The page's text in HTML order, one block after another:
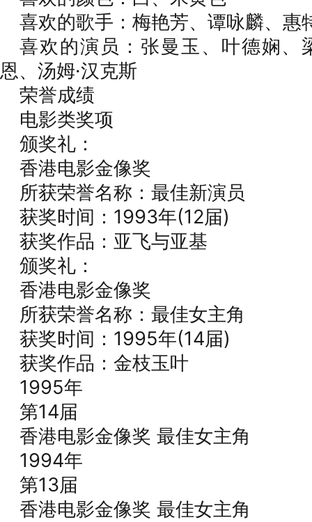
喜欢的歌手：梅艳芳、谭咏麟、惠
喜欢的演员：张曼玉、叶德娴、
恩、汤姆·汉克斯
荣誉成绩
电影类奖项
颁奖礼：
香港电影金像奖
所获荣誉名称：最佳新演员
获奖时间：1993年(12届)
获奖作品：亚飞与亚基
颁奖礼：
香港电影金像奖
所获荣誉名称：最佳女主角
获奖时间：1995年(14届)
获奖作品：金枝玉叶
1995年
第14届
香港电影金像奖 最佳女主角
1994年
第13届
香港电影金像奖 最佳女主角